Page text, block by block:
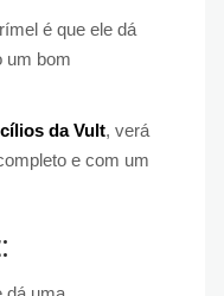
é que ele dá
um bom
da Vult, verá
e com um